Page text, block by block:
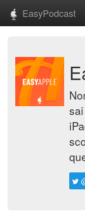
EasyPodcast